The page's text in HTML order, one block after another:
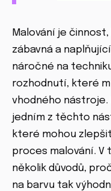
Malování je
zábavná a
náročné na
rozhodnutí, které
vhodného nástroje.
jedním z těchto
které mohou
proces malování. V
několik důvodů,
na barvu tak